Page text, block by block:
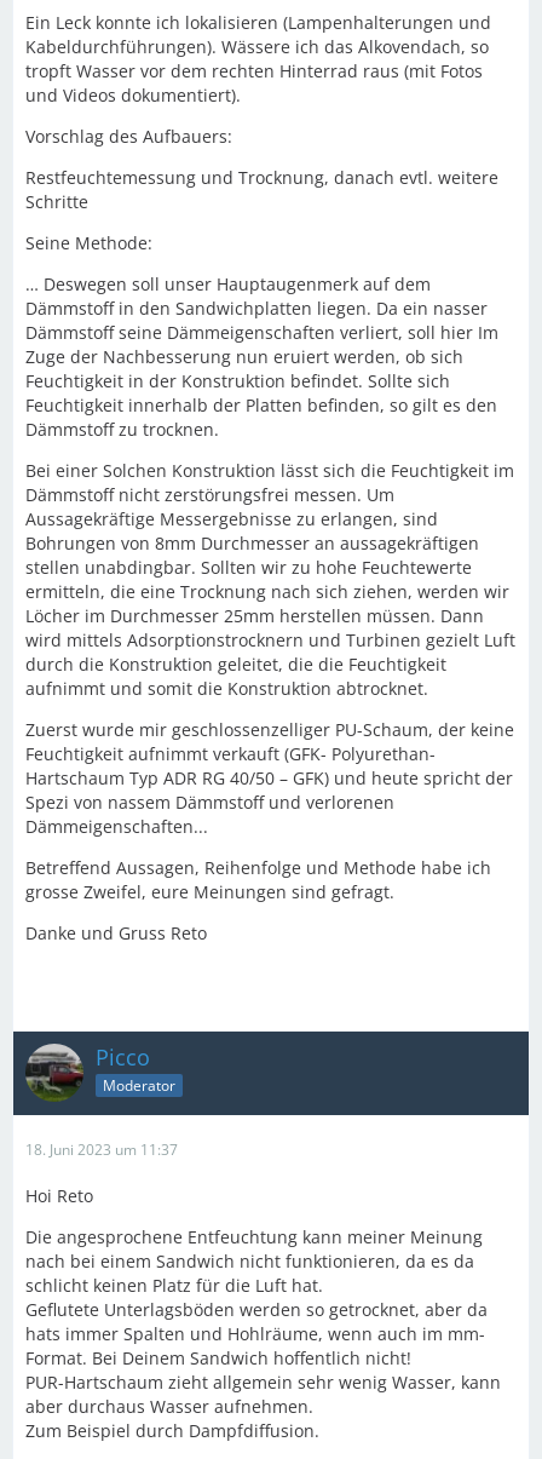
Ein Leck konnte ich lokalisieren (Lampenhalterungen und
Kabeldurchführungen). Wässere ich das Alkovendach, so
tropft Wasser vor dem rechten Hinterrad raus (mit Fotos
und Videos dokumentiert).
Vorschlag des Aufbauers:
Restfeuchtemessung und Trocknung, danach evtl. weitere
Schritte
Seine Methode:
… Deswegen soll unser Hauptaugenmerk auf dem
Dämmstoff in den Sandwichplatten liegen. Da ein nasser
Dämmstoff seine Dämmeigenschaften verliert, soll hier Im
Zuge der Nachbesserung nun eruiert werden, ob sich
Feuchtigkeit in der Konstruktion befindet. Sollte sich
Feuchtigkeit innerhalb der Platten befinden, so gilt es den
Dämmstoff zu trocknen.
Bei einer Solchen Konstruktion lässt sich die Feuchtigkeit im
Dämmstoff nicht zerstörungsfrei messen. Um
Aussagekräftige Messergebnisse zu erlangen, sind
Bohrungen von 8mm Durchmesser an aussagekräftigen
stellen unabdingbar. Sollten wir zu hohe Feuchtewerte
ermitteln, die eine Trocknung nach sich ziehen, werden wir
Löcher im Durchmesser 25mm herstellen müssen. Dann
wird mittels Adsorptionstrocknern und Turbinen gezielt Luft
durch die Konstruktion geleitet, die die Feuchtigkeit
aufnimmt und somit die Konstruktion abtrocknet.
Zuerst wurde mir geschlossenzelliger PU-Schaum, der keine
Feuchtigkeit aufnimmt verkauft (GFK- Polyurethan-
Hartschaum Typ ADR RG 40/50 – GFK) und heute spricht der
Spezi von nassem Dämmstoff und verlorenen
Dämmeigenschaften...
Betreffend Aussagen, Reihenfolge und Methode habe ich
grosse Zweifel, eure Meinungen sind gefragt.
Danke und Gruss Reto
Picco
Moderator
18. Juni 2023 um 11:37
Hoi Reto
Die angesprochene Entfeuchtung kann meiner Meinung
nach bei einem Sandwich nicht funktionieren, da es da
schlicht keinen Platz für die Luft hat.
Geflutete Unterlagsböden werden so getrocknet, aber da
hats immer Spalten und Hohlräume, wenn auch im mm-
Format. Bei Deinem Sandwich hoffentlich nicht!
PUR-Hartschaum zieht allgemein sehr wenig Wasser, kann
aber durchaus Wasser aufnehmen.
Zum Beispiel durch Dampfdiffusion.